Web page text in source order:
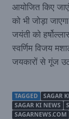
आयोजित किए
को भी जोड़ा
जयंती को
स्वर्णिम विजय
जयकारों से गूंज
TAGGED SAGAR
SAGAR KI NEWS
SAGARNEWS.COM